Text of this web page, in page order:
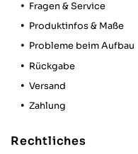
Fragen & Service
Produktinfos & Maße
Probleme beim Aufbau
Rückgabe
Versand
Zahlung
Rechtliches